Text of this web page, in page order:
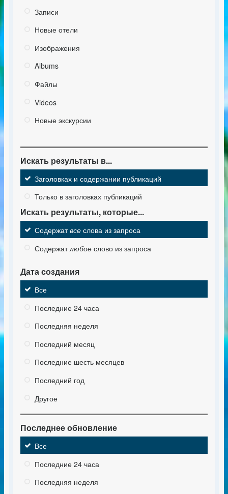
Записи
Новые отели
Изображения
Albums
Файлы
Videos
Новые экскурсии
Искать результаты в...
Заголовках и содержании публикаций
Только в заголовках публикаций
Искать результаты, которые...
Содержатвсе слова из запроса
Содержатлюбое слово из запроса
Дата создания
Все
Последние 24 часа
Последняя неделя
Последний месяц
Последние шесть месяцев
Последний год
Другое
Последнее обновление
Все
Последние 24 часа
Последняя неделя